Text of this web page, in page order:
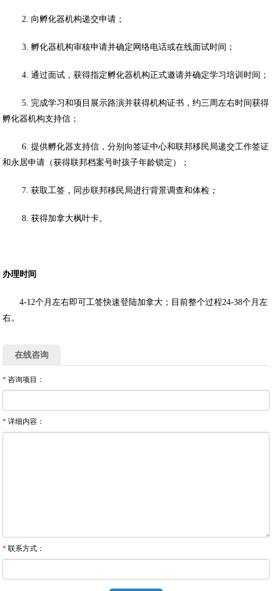
2. 向孵化器机构递交申请；
3. 孵化器机构审核申请并确定网络电话或在线面试时间；
4. 通过面试，获得指定孵化器机构正式邀请并确定学习培训时间；
5. 完成学习和项目展示路演并获得机构证书，约三周左右时间获得
孵化器机构支持信；
6. 提供孵化器支持信，分别向签证中心和联邦移民局递交工作签证
和永居申请（获得联邦档案号时孩子年龄锁定）；
7. 获取工签，同步联邦移民局进行背景调查和体检；
8. 获得加拿大枫叶卡。
办理时间
4-12个月左右即可工签快速登陆加拿大；目前整个过程24-38个月左
右。
在线咨询
* 咨询项目：
* 详细内容：
* 联系方式：